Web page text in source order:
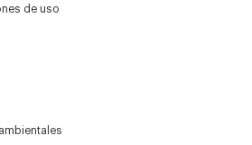
sobre los productos,
KENZO, que pueden ser
en las redes sociales y otras
de uso